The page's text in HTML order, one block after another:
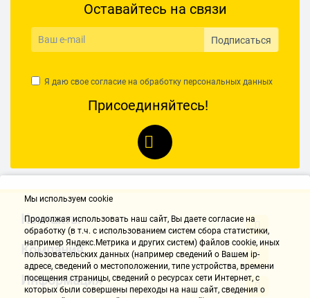
Оставайтесь на связи
Подписаться
Я даю свое согласие на обработку персональных данных
Присоединяйтесь!
Контакты
Компания
Информация
Мы используем cookie
Продолжая использовать наш cайт, Вы даете согласие на
обработку (в т.ч. с использованием систем сбора статистики,
например Яндекс.Метрика и других систем) файлов cookie, иных
пользовательских данных (например сведений о Вашем ip-
адресе, сведений о местоположении, типе устройства, времени
посещения страницы, сведений о ресурсах сети Интернет, с
которых были совершены переходы на наш сайт, сведения о